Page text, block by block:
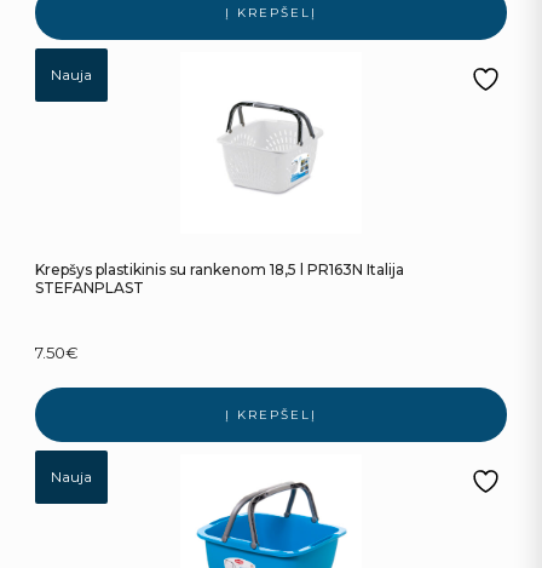
Į KREPŠELĮ
Nauja
Krepšys plastikinis su rankenom 18,5 l PR163N Italija
STEFANPLAST
7.50€
Į KREPŠELĮ
Nauja